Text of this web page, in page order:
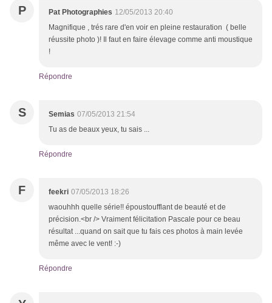
P Pat Photographies 12/05/2013 20:40
Magnifique , trés rare d'en voir en pleine restauration ( belle
réussite photo )! Il faut en faire élevage comme anti moustique
!
Répondre
S Semias 07/05/2013 21:54
Tu as de beaux yeux, tu sais ...
Répondre
F feekri 07/05/2013 18:26
waouhhh quelle série!! époustoufflant de beauté et de
précision.<br /> Vraiment félicitation Pascale pour ce beau
résultat ...quand on sait que tu fais ces photos à main levée
même avec le vent! :-)
Répondre